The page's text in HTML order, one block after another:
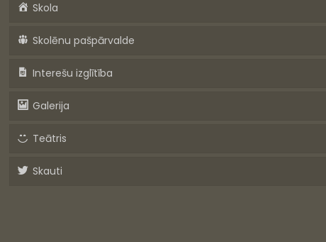
Skola
Skolēnu pašpārvalde
Interešu izglītība
Galerija
Teātris
Skauti